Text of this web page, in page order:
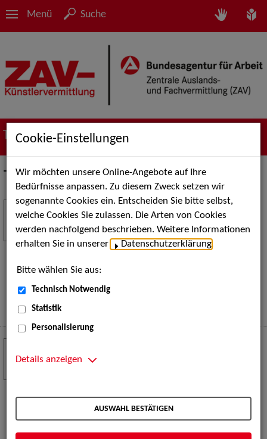
Menü Suche
Termine
Termine
Stuttgart Street Art
Kunst, Live-Acts und Aktionen für Kinder und
Familien. Die Stuttgart Street Art verwandelt den
eine große Open-Air-Bühne voller Akrobatik, Tanz,
Musik und beeindruckender Live-Performances.
Mehr
18
JUL
Serienfestival Weimar
TeleVisionale – Film- und Serienfestival in Weimar
und Eventpartnerin des Crew Call Weimar.
Mehr
NOV
Cookie-Einstellungen
Wir möchten unsere Online-Angebote auf Ihre
Bedürfnisse anpassen. Zu diesem Zweck setzen wir
sogenannte Cookies ein. Entscheiden Sie bitte selbst,
welche Cookies Sie zulassen. Die Arten von Cookies
werden nachfolgend beschrieben. Weitere Informationen
erhalten Sie in unserer
Datenschutzerklärung
Bitte wählen Sie aus:
Technisch Notwendig
Statistik
Personalisierung
Details anzeigen
AUSWAHL BESTÄTIGEN